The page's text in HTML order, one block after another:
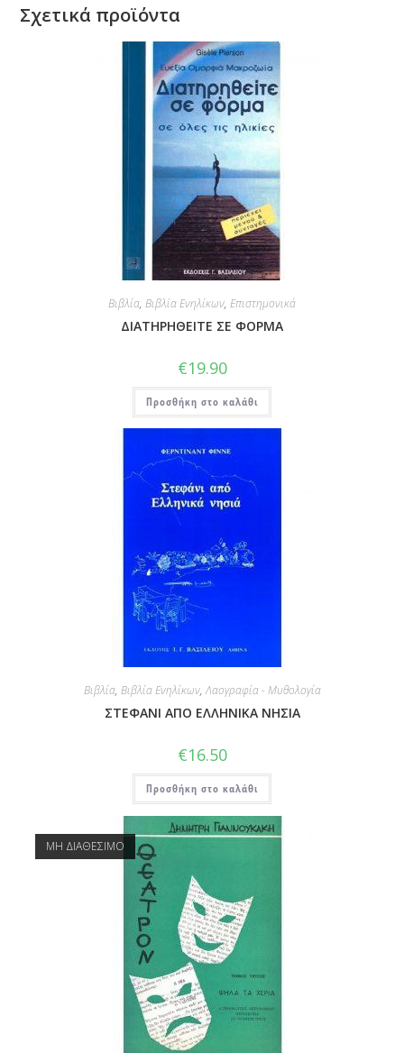
Σχετικά προϊόντα
Βιβλία, Βιβλία Ενηλίκων, Επιστημονικά
ΔΙΑΤΗΡΗΘΕΙΤΕ ΣΕ ΦΟΡΜΑ
€19.90
Προσθήκη στο καλάθι
Βιβλία, Βιβλία Ενηλίκων,Λαογραφία - Μυθολογία
ΣΤΕΦΑΝΙ ΑΠΟ ΕΛΛΗΝΙΚΑ ΝΗΣΙΑ
€16.50
Προσθήκη στο καλάθι
ΜΗ ΔΙΑΘΕΣΙΜΟ